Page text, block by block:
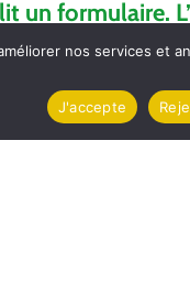
un formulaire.
connaître le
est
électorale.
nos services et
J'accepte